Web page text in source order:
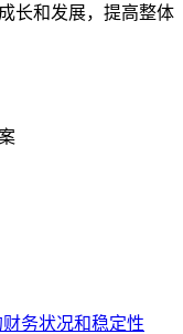
长和发展，提高整体